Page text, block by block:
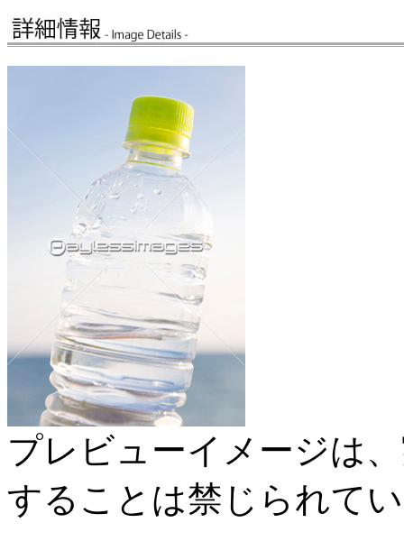
プレビューイメージは
することは禁じられて